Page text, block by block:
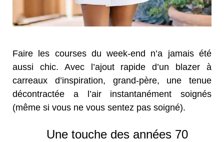
Faire les courses du week-end n’a jamais été
aussi chic. Avec l’ajout rapide d’un blazer à
carreaux d’inspiration, grand-père, une tenue
décontractée a l’air instantanément soignés
(même si vous ne vous sentez pas soigné).
Une touche des années 70